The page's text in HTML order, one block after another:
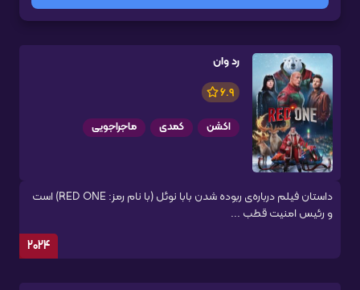
رد وان
6.9
اکشن کمدی ماجراجویی
داستان فیلم درباره‌ی ربوده شدن بابا نوئل (با نام رمز: RED ONE) است
و رئیس امنیت قطب ...
2024